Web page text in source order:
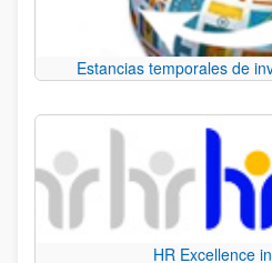
Estancias temporales de
HR Excellence